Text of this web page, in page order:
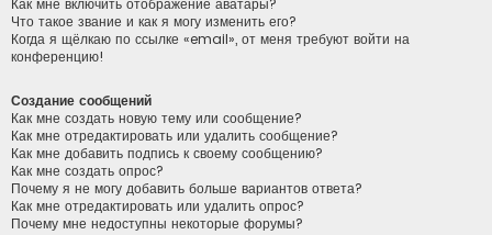
Что такое звание и как я могу изменить его?
Когда я щёлкаю по ссылке «email», от меня требуют войти на
конференцию!
Создание сообщений
Как мне создать новую тему или сообщение?
Как мне отредактировать или удалить сообщение?
Как мне добавить подпись к своему сообщению?
Как мне создать опрос?
Почему я не могу добавить больше вариантов ответа?
Как мне отредактировать или удалить опрос?
Почему мне недоступны некоторые форумы?